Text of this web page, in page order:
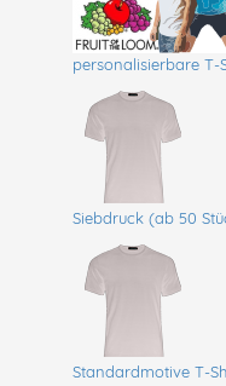
personalisierbare T-
Siebdruck (ab 50
Standardmotive T-